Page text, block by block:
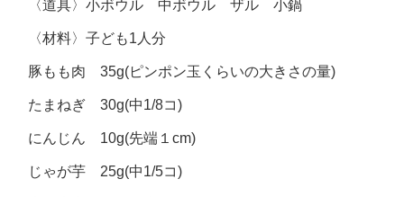
〈道具〉小ボウル 中ボウル ザル 小鍋
〈材料〉子ども1人分
豚もも肉 35g(ピンポン玉くらいの大きさの量)
たまねぎ 30g(中1/8コ)
にんじん 10g(先端１cm)
じゃが芋 25g(中1/5コ)